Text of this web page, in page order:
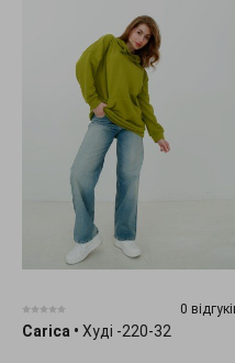
0
Carica • Худі -220-32